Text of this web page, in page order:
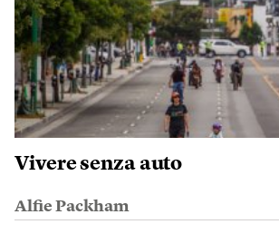
Vivere senza auto
Alfie Packham